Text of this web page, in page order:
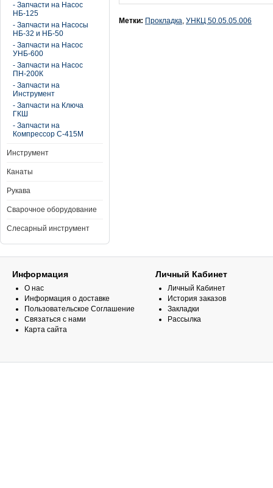
- Запчасти на Насос
НБ-125
- Запчасти на Насосы
НБ-32 и НБ-50
- Запчасти на Насос
УНБ-600
- Запчасти на Насос
ПН-200К
- Запчасти на
Инструмент
- Запчасти на Ключа
ГКШ
- Запчасти на
Компрессор С-415М
Инструмент
Канаты
Рукава
Сварочное оборудование
Слесарный инструмент
Метки: Прокладка, УНКЦ 50.05.05.006
Информация
О нас
Информация о доставке
Пользовательское Соглашение
Связаться с нами
Карта сайта
Личный Кабинет
Личный Кабинет
История заказов
Закладки
Рассылка